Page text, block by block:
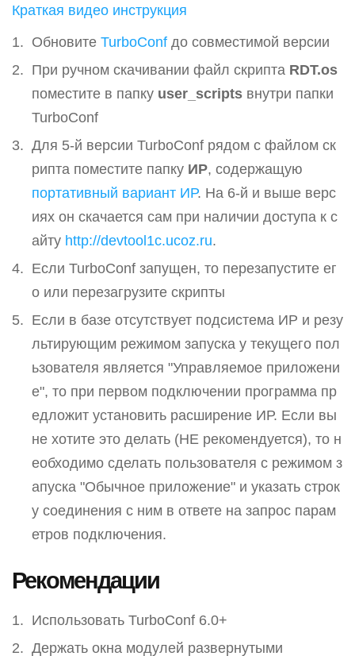
Краткая видео инструкция
Обновите TurboConf до совместимой версии
При ручном скачивании файл скрипта RDT.os
поместите в папку user_scripts внутри папки
TurboConf
Для 5-й версии TurboConf рядом с файлом ск
рипта поместите папку ИР, содержащую
портативный вариант ИР. На 6-й и выше верс
иях он скачается сам при наличии доступа к с
айту http://devtool1c.ucoz.ru.
Если TurboConf запущен, то перезапустите ег
о или перезагрузите скрипты
Если в базе отсутствует подсистема ИР и резу
льтирующим режимом запуска у текущего пол
ьзователя является "Управляемое приложени
е", то при первом подключении программа пр
едложит установить расширение ИР. Если вы
не хотите это делать (НЕ рекомендуется), то н
еобходимо сделать пользователя с режимом з
апуска "Обычное приложение" и указать строк
у соединения с ним в ответе на запрос парам
етров подключения.
Рекомендации
Использовать TurboConf 6.0+
Держать окна модулей развернутыми